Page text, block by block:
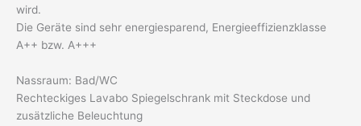
wird.
Die Geräte sind sehr energiesparend, Energieeffizienzklasse
A++ bzw. A+++
Nassraum: Bad/WC
Rechteckiges Lavabo Spiegelschrank mit Steckdose und
zusätzliche Beleuchtung